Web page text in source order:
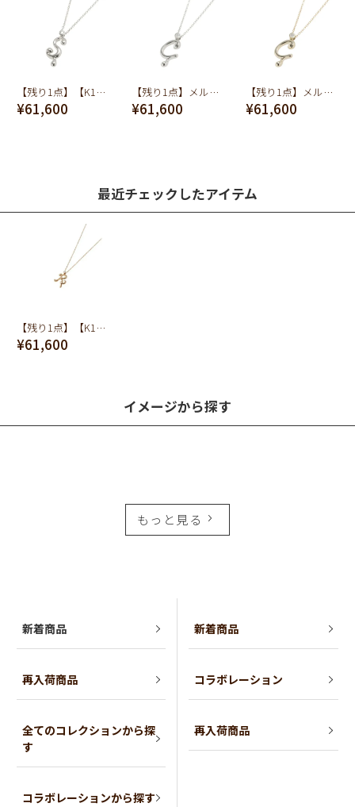
【残り1点】【K10】[S]メルティー アルファベット ネックレス (K10-ホワイトゴールド)
¥61,600
【残り1点】メルティー アルファベット [C] ネックレス (K10-ホワイトゴールド)
¥61,600
【残り1点】メルティー アルファベット [C] ネックレス (K10-イエローゴールド)
¥61,600
最近チェックしたアイテム
【残り1点】【K10】[R]メルティー アルファベット ネックレス
¥61,600
イメージから探す
もっと見る
新着商品
再入荷商品
全てのコレクションから探
す
コラボレーションから探す
新着商品
コラボレーション
再入荷商品